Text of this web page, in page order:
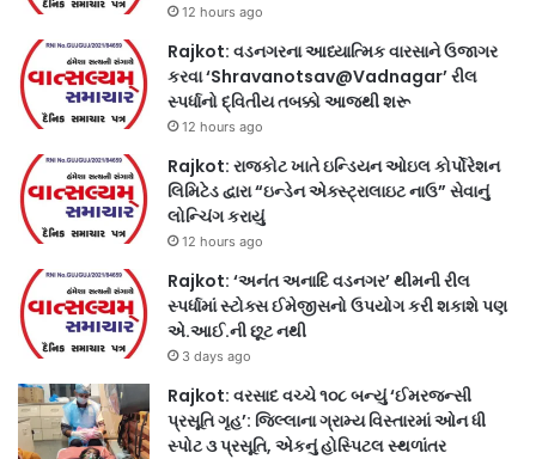
12 hours ago
Rajkot: વડનગરના આધ્યાત્મિક વારસાને ઉજાગર
કરવા ‘Shravanotsav@Vadnagar’ રીલ
સ્પર્ધાનો દ્વિતીય તબક્કો આજથી શરૂ
12 hours ago
Rajkot: રાજકોટ ખાતે ઇન્ડિયન ઓઇલ કોર્પોરેશન
લિમિટેડ દ્વારા “ઇન્ડેન એક્સ્ટ્રાલાઇટ નાઉ” સેવાનું
લોન્ચિંગ કરાયું
12 hours ago
Rajkot: ‘અનંત અનાદિ વડનગર’ થીમની રીલ
સ્પર્ધામાં સ્ટોક્સ ઈમેજીસનો ઉપયોગ કરી શકાશે પણ
એ.આઈ.ની છૂટ નથી
3 days ago
Rajkot: વરસાદ વચ્ચે ૧૦૮ બન્યું ‘ઈમરજન્સી
પ્રસૂતિ ગૃહ’: જિલ્લાના ગ્રામ્ય વિસ્તારમાં ઓન ધી
સ્પોટ ૩ પ્રસૂતિ, એકનું હોસ્પિટલ સ્થળાંતર